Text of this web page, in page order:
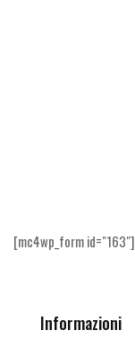
[mc4wp_form id="163"]
Informazioni